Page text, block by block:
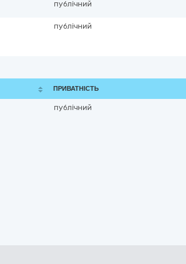
публічний
публічний
ПРИВАТНІСТЬ
публічний